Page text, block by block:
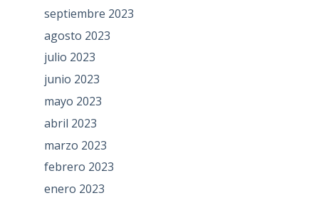
septiembre 2023
agosto 2023
julio 2023
junio 2023
mayo 2023
abril 2023
marzo 2023
febrero 2023
enero 2023